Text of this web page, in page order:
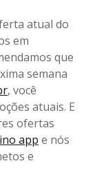
atual do
em
que
semana
, você
atuais. E
ofertas
app e nós
e